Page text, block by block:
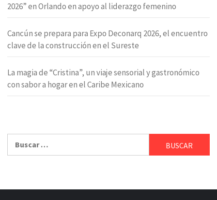
2026” en Orlando en apoyo al liderazgo femenino
Cancún se prepara para Expo Deconarq 2026, el encuentro
clave de la construcción en el Sureste
La magia de “Cristina”, un viaje sensorial y gastronómico
con sabor a hogar en el Caribe Mexicano